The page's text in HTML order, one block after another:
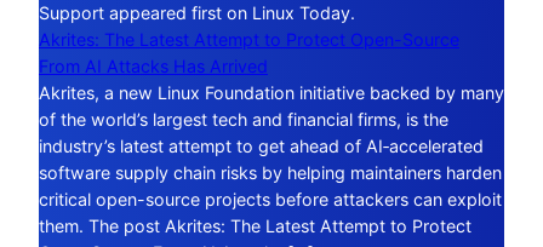
Support appeared first on Linux Today.
Akrites: The Latest Attempt to Protect Open-Source
From AI Attacks Has Arrived
Akrites, a new Linux Foundation initiative backed by many
of the world’s largest tech and financial firms, is the
industry’s latest attempt to get ahead of AI‑accelerated
software supply chain risks by helping maintainers harden
critical open-source projects before attackers can exploit
them. The post Akrites: The Latest Attempt to Protect